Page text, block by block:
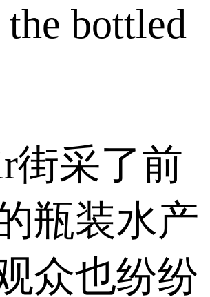
bottled
街采了前
瓶装水产
众也纷纷